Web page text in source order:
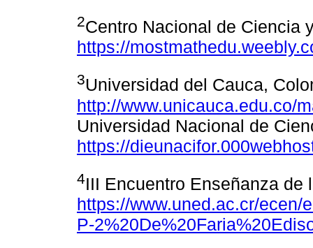
2Centro Nacional de Ciencia
https://
3Universidad del Cauca,
http://www.unicauca.edu.co/
Universidad Nacional de
https://
4III Encuentro Enseñanza de
https://www.uned.ac.cr/ecen/
P-